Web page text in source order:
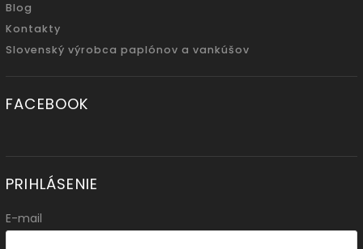
Blog
Kontakty
Slovenský výrobca paplónov a vankúšov
FACEBOOK
PRIHLÁSENIE
E-mail